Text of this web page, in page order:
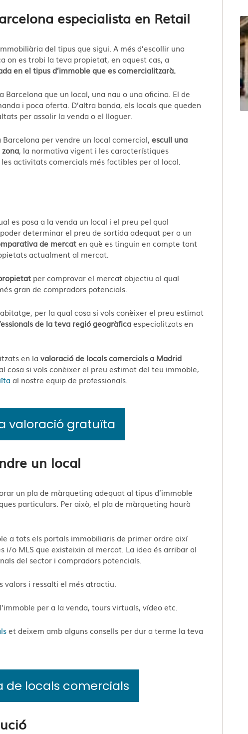
especialista en Retail
del tipus que sigui. A més d’escollir una
on es trobi la teva propietat, en aquest cas, a
en el tipus d’immoble que es comercialitzarà.
que un local, una nau o una oficina. El de
i poca oferta. D’altra banda, els locals que queden
per assolir la venda o el lloguer.
Barcelona per vendre un local comercial,escull una
, la normativa vigent i les característiques
activitats comercials més factibles per al local.
es posa a la venda un local i el preu pel qual
determinar el preu de sortida adequat per a un
de mercaten què es tinguin en compte tant
actualment al mercat.
per comprovar el mercat objectiu al qual
gran de compradors potencials.
per la qual cosa si vols conèixer el preu estimat
de la teva regió geogràficaespecialitzats en
en lavaloració de locals comercials a Madrid
cosa si vols conèixer el preu estimat del teu immoble,
al nostre equip de professionals.
valoració gratuïta
un local
un pla de màrqueting adequat al tipus d’immoble
particulars. Per això, el pla de màrqueting haurà
a tots els portals immobiliaris de primer ordre així
i/o MLS que existeixin al mercat. La idea és arribar al
del sector i compradors potencials.
valors i ressalti el més atractiu.
per a la venda, tours virtuals, vídeo etc.
et deixem amb alguns consells per dur a terme la teva
de locals comercials